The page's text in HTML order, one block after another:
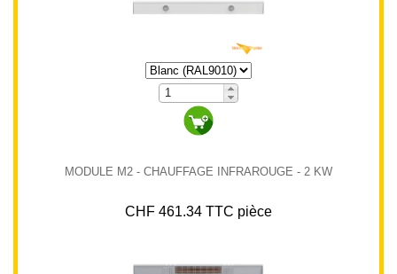
MODULE M2 - CHAUFFAGE INFRAROUGE - 2 KW
CHF 461.34 TTC pièce